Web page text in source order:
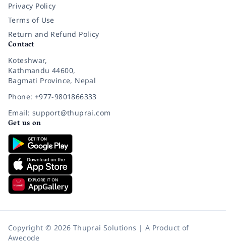
Privacy Policy
Terms of Use
Return and Refund Policy
Contact
Koteshwar,
Kathmandu 44600,
Bagmati Province, Nepal
Phone: +977-9801866333
Email: support@thuprai.com
Get us on
Copyright © 2026 Thuprai Solutions | A Product of
Awecode